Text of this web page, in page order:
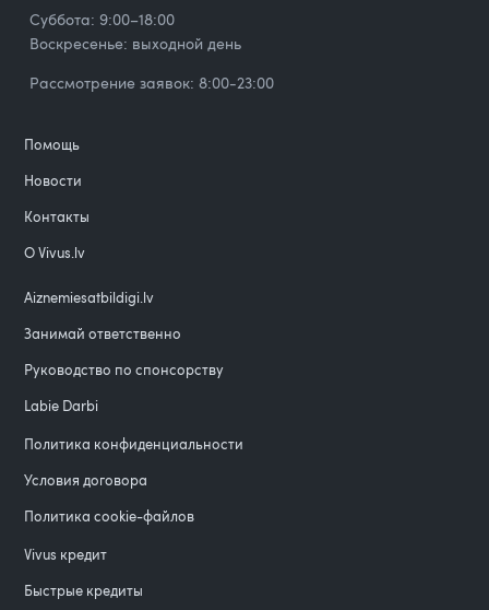
Суббота: 9:00–18:00
Воскресенье: выходной день
Рассмотрение заявок: 8:00-23:00
Помощь
Новости
Контакты
О Vivus.lv
Aiznemiesatbildigi.lv
Занимай ответственно
Руководство по спонсорству
Labie Darbi
Политика конфиденциальности
Условия договора
Политика cookie-файлов
Vivus кредит
Быстрые кредиты